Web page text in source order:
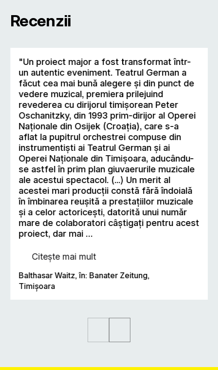
Recenzii
"Un proiect major a fost transformat într-
un autentic eveniment. Teatrul German a
făcut cea mai bună alegere şi din punct de
vedere muzical, premiera prilejuind
revederea cu dirijorul timişorean Peter
Oschanitzky, din 1993 prim-dirijor al Operei
Naţionale din Osijek (Croaţia), care s-a
aflat la pupitrul orchestrei compuse din
instrumentişti ai Teatrul German şi ai
Operei Naţionale din Timişoara, aducându-
se astfel în prim plan giuvaerurile muzicale
ale acestui spectacol. (...) Un merit al
acestei mari producţii constă fără îndoială
în îmbinarea reuşită a prestaţiilor muzicale
şi a celor actoriceşti, datorită unui număr
mare de colaboratori câştigaţi pentru acest
proiect, dar mai …
Citește mai mult
Balthasar Waitz, în: Banater Zeitung,
Timişoara